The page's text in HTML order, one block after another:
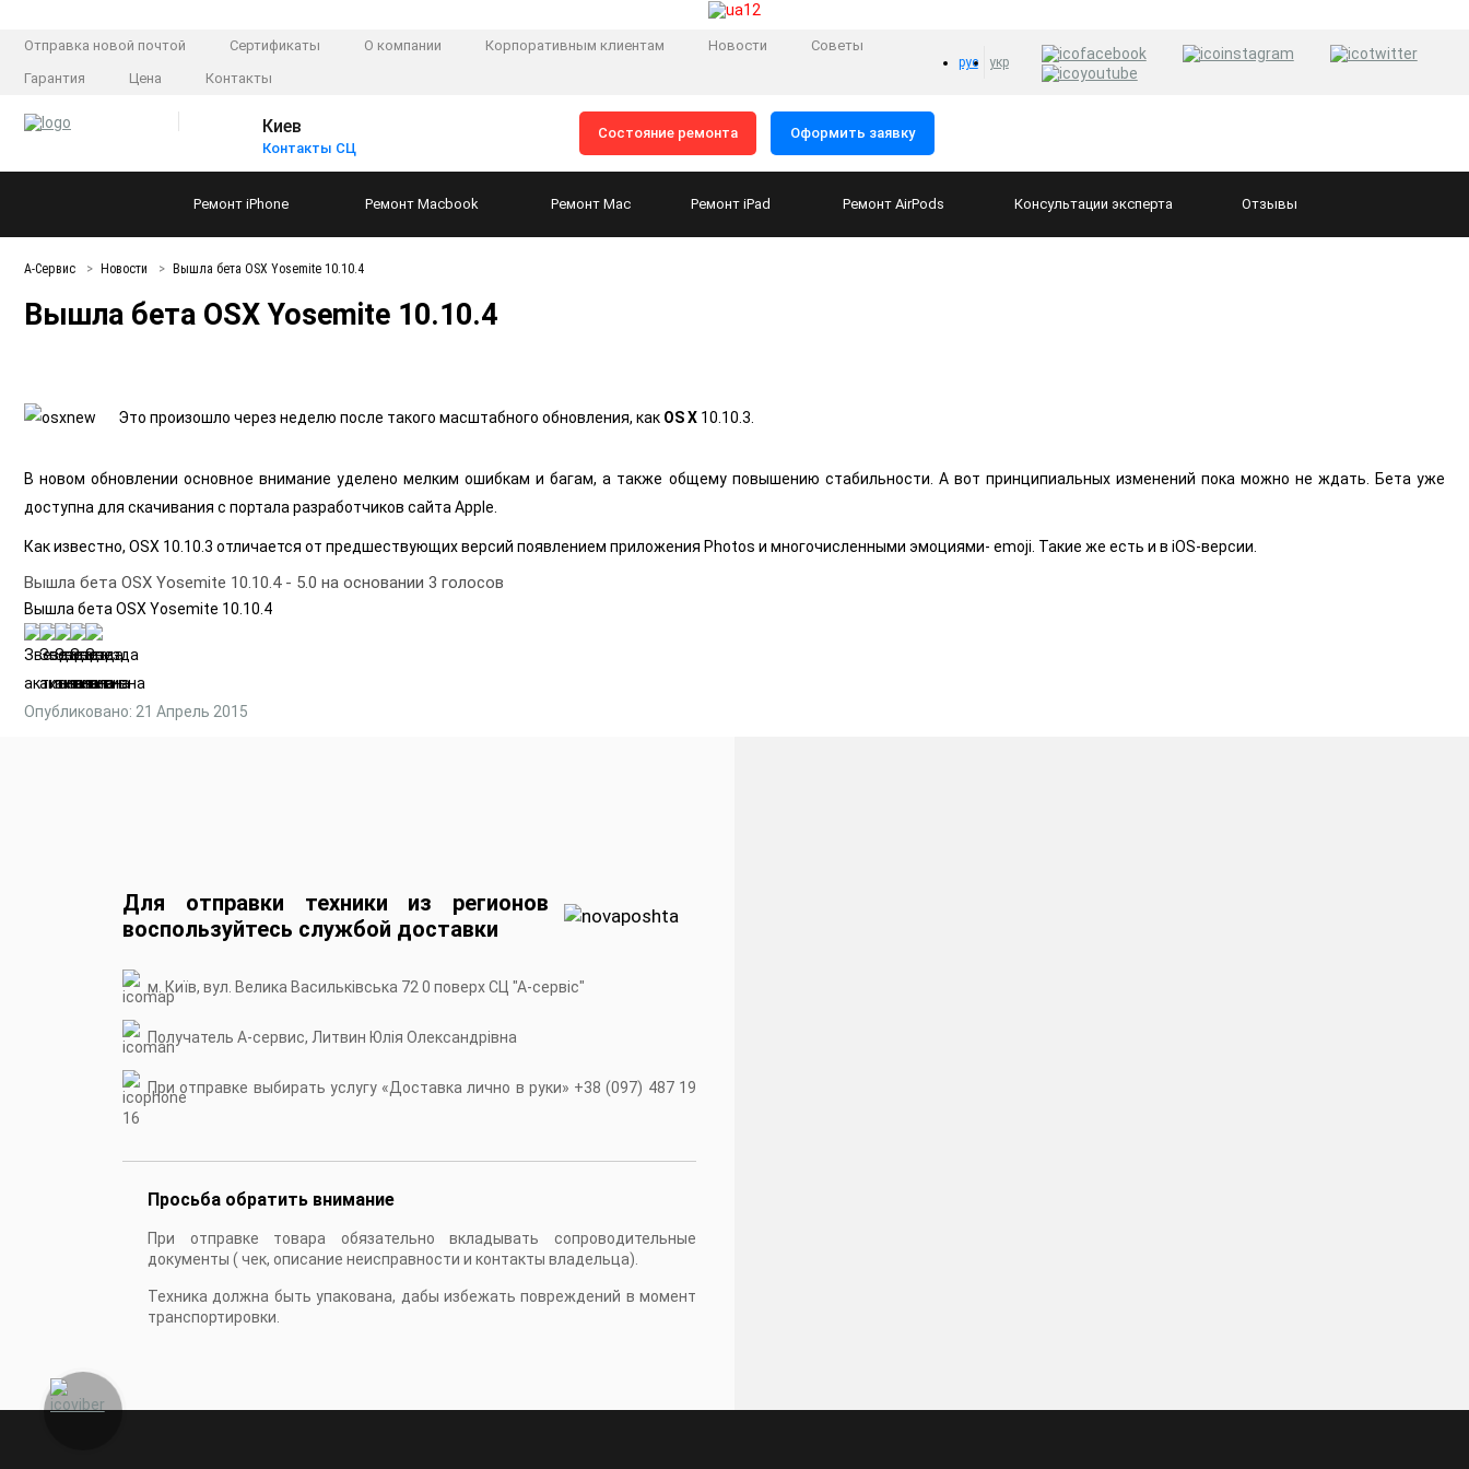
Отправка новой почтой Сертификаты О компании Корпоративным клиентам Новости
Советы
Гарантия
Цена Контакты
рус укр
Киев
Контакты СЦ
Состояние ремонта Оформить заявку
Ремонт iPhone Ремонт Macbook Ремонт Mac Ремонт iPad Ремонт AirPods Консультации эксперта Отзывы
А-Сервис Новости Вышла бета OSX Yosemite 10.10.4
Вышла бета OSX Yosemite 10.10.4
Это произошло через неделю после такого масштабного обновления, как OS X 10.10.3.
В новом обновлении основное внимание уделено мелким ошибкам и багам, а также общему повышению стабильности. А вот принципиальных изменений пока можно не ждать. Бета уже
доступна для скачивания с портала разработчиков сайта Apple.
Как известно, OSX 10.10.3 отличается от предшествующих версий появлением приложения Photos и многочисленными эмоциями- emoji. Такие же есть и в iOS-версии.
Вышла бета OSX Yosemite 10.10.4- 5.0 на основании 3 голосов
Вышла бета OSX Yosemite 10.10.4
Опубликовано: 21 Апрель 2015
Для отправки техники из регионов
воспользуйтесь службой доставки
м. Київ, вул. Велика Васильківська 72 0 поверх СЦ "А-сервiс"
Получатель А-сервис, Литвин Юлія Олександрівна
При отправке выбирать услугу «Доставка лично в руки» +38 (097) 487 19
16
Просьба обратить внимание
При отправке товара обязательно вкладывать сопроводительные
документы ( чек, описание неисправности и контакты владельца).
Техника должна быть упакована, дабы избежать повреждений в момент
транспортировки.